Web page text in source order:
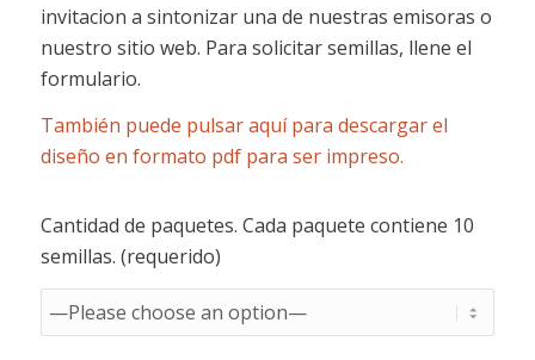
invitacion a sintonizar una de nuestras emisoras o
nuestro sitio web. Para solicitar semillas, llene el
formulario.
También puede pulsar aquí para descargar el
diseño en formato pdf para ser impreso.
Cantidad de paquetes. Cada paquete contiene 10
semillas. (requerido)